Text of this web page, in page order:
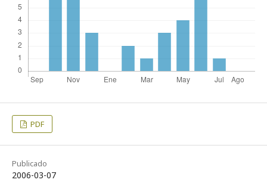
PDF
Publicado
2006-03-07